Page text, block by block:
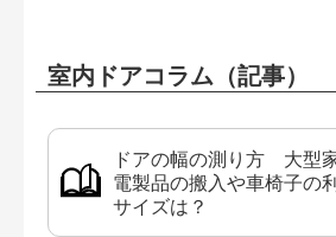
室内ドアコラム（記事）
ドアの幅の測り方 大型
電製品の搬入や車椅子の
サイズは？